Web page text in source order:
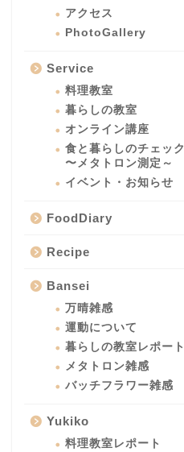
アクセス
PhotoGallery
Service
料理教室
暮らしの教室
オンライン講座
食と暮らしのチェック
〜メタトロン測定～
イベント・お知らせ
FoodDiary
Recipe
Bansei
万晴雑感
運動について
暮らしの教室レポート
メタトロン雑感
バッチフラワー雑感
Yukiko
料理教室レポート